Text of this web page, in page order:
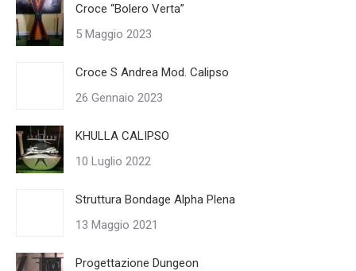
Croce “Bolero Verta”
5 Maggio 2023
Croce S Andrea Mod. Calipso
26 Gennaio 2023
KHULLA CALIPSO
10 Luglio 2022
Struttura Bondage Alpha Plena
13 Maggio 2021
Progettazione Dungeon